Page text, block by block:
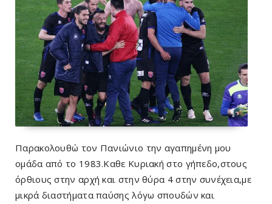
Παρακολουθώ τον Πανιώνιο την αγαπημένη μου
ομάδα από το 1983.Καθε Κυριακή στο γήπεδο,στους
όρθιους στην αρχή και στην θύρα 4 στην συνέχεια,με
μικρά διαστήματα παύσης λόγω σπουδών και